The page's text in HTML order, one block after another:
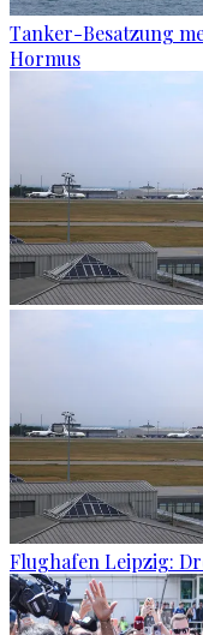
Tanker-Besatzung
Hormus
Flughafen Leipzig: